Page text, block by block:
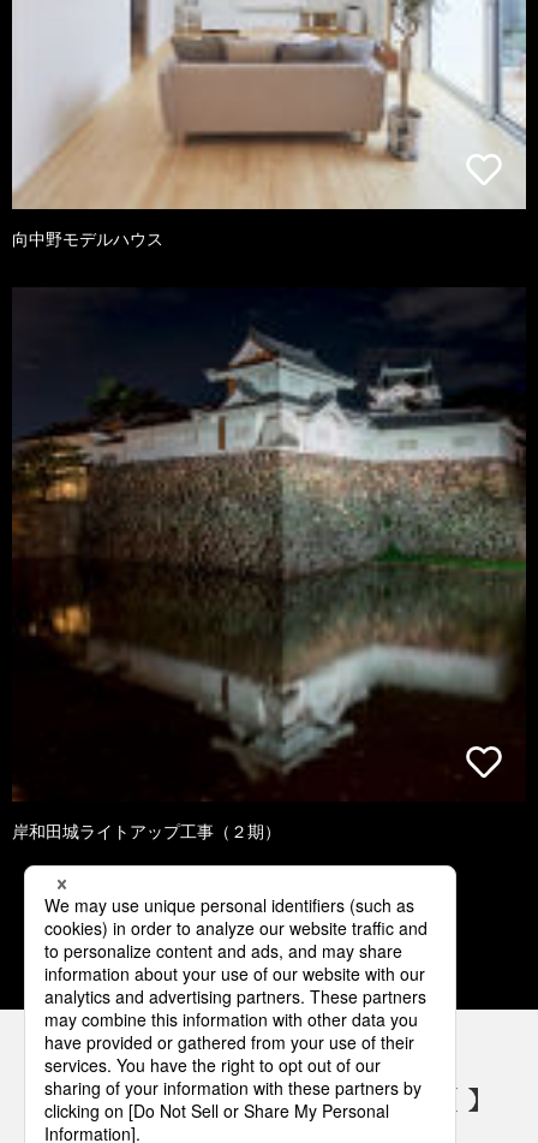
向中野モデルハウス
岸和田城ライトアップ工事（２期）
1 2 3 4 5
パナソニックの電気設備 SNSアカウント